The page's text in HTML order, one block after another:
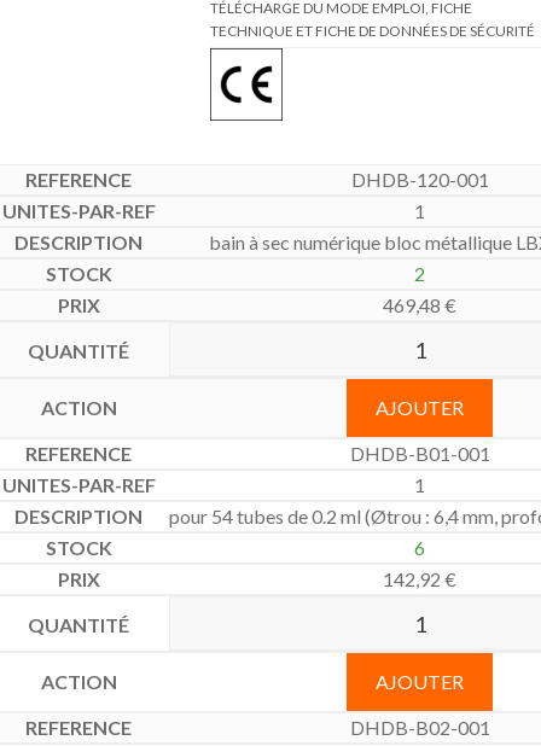
TÉLÉCHARGE DU MODE EMPLOI, FICHE
TECHNIQUE ET FICHE DE DONNÉES DE SÉCURITÉ
DHDB-120-001
1
bain à sec numérique bloc métallique
2
469,48 €
AJOUTER
DHDB-B01-001
1
pour 54 tubes de 0.2 ml (Øtrou : 6,4 mm,
6
142,92 €
AJOUTER
DHDB-B02-001